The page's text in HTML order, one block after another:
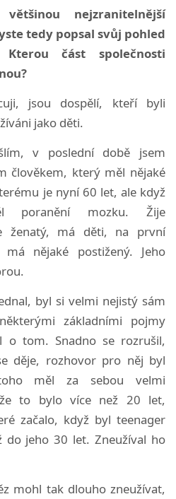
nejzranitelnější
tedy popsal svůj pohled
část společnosti
jsou dospělí, kteří byli
jako děti.
v poslední době jsem
člověkem, který měl nějaké
je nyní 60 let, ale když
poranění mozku. Žije
ženatý, má děti, na první
nějaké postižený. Jeho
byl si velmi nejistý sám
základními pojmy
o tom. Snadno se rozrušil,
děje, rozhovor pro něj byl
měl za sebou velmi
to bylo více než 20 let,
začalo, když byl teenager
do jeho 30 let. Zneužíval ho
mohl tak dlouho zneužívat,